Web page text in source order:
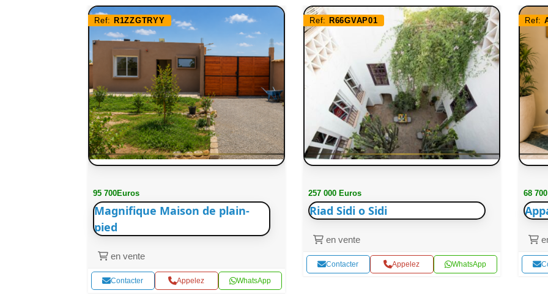
Ref: R1ZZGTRYY
95 700Euros
Magnifique Maison de plain-
pied
en vente
Contacter Appelez WhatsApp
Ref: R66GVAP01
257 000 Euros
Riad Sidi o Sidi
en vente
Contacter Appelez WhatsApp
Ref:
68